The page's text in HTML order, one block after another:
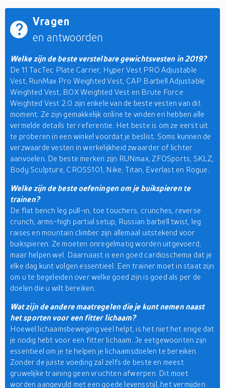
Vragen
en antwoorden
Welke zijn de beste verstelbare gewichtsvesten in 2019?
De 11 TacTec Plate Carrier, Hyper Vest PRO Adjustable
Vest, RunMax Pro Weighted Vest, CAP Barbell Adjustable
Weighted Vest, BOX Weighted Vest en Brute Force
Weighted Vest 2.0 zijn enkele van de beste vesten van dit
moment. Ze zijn gemakkelijk online te vinden en hebben alle
vermelde details ter referentie. Het beste is om ze eerst uit
te proberen in een winkel voordat je beslist. Soms kunnen de
verzwaarde vesten in werkelijkheid zwaarder of lichter
aanvoelen. De beste merken zijn RUNmax, ZFOSports, SKLZ,
Body Sculpture, CROSS101, Nike, Titan, Everlast en Rogue.
Welke zijn de beste oefeningen om je buikspieren te
trainen?
De flat bench leg pull-in, toe touchers, crunches, reverse
crunch, arms-high partial setup, Russian barbell twist, leg
raises en mountain climber zijn allemaal uitstekend voor
buikspieren. Ze moeten onregelmatig worden uitgevoerd,
maar helpen wel. Daarnaast is een goed cardioschema dat je
elke dag kunt volgen essentieel. Een trainer moet in staat zijn
om u te begeleiden over welke goed zijn is goed als per de
doelen die u wilt bereiken.
Wat zijn de andere maatregelen die je kunt nemen naast
het sporten voor een fitter lichaam?
Hoewel lichaamsbeweging veel helpt, is het niet het enige dat
je nodig hebt voor een fitter lichaam. Je eetgewoonten zijn
essentieel om je te helpen je lichaamsdoelen te bereiken.
Zonder de juiste voeding zal zelfs de beste en meest
gruwelijke training geen vruchten afwerpen. Dit moet
worden aangevuld met een goede levensstijl, het vermijden